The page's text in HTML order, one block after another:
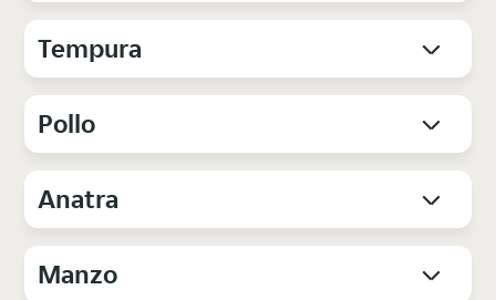
Tempura
Pollo
Anatra
Manzo